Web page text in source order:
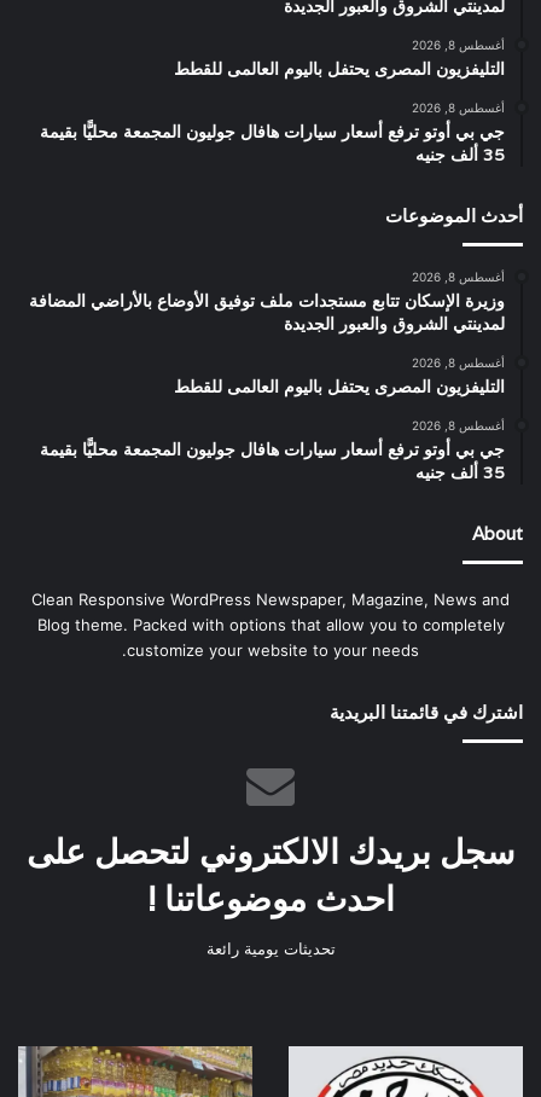
لمدينتي الشروق والعبور الجديدة
أغسطس 8, 2026
التليفزيون المصرى يحتفل باليوم العالمى للقطط
أغسطس 8, 2026
جي بي أوتو ترفع أسعار سيارات هافال جوليون المجمعة محليًّا بقيمة
35 ألف جنيه
أحدث الموضوعات
أغسطس 8, 2026
وزيرة الإسكان تتابع مستجدات ملف توفيق الأوضاع بالأراضي المضافة
لمدينتي الشروق والعبور الجديدة
أغسطس 8, 2026
التليفزيون المصرى يحتفل باليوم العالمى للقطط
أغسطس 8, 2026
جي بي أوتو ترفع أسعار سيارات هافال جوليون المجمعة محليًّا بقيمة
35 ألف جنيه
About
Clean Responsive WordPress Newspaper, Magazine, News and
Blog theme. Packed with options that allow you to completely
customize your website to your needs.
اشترك في قائمتنا البريدية
سجل بريدك الالكتروني لتحصل على
احدث موضوعاتنا !
تحديثات يومية رائعة
التموين
افتتاح